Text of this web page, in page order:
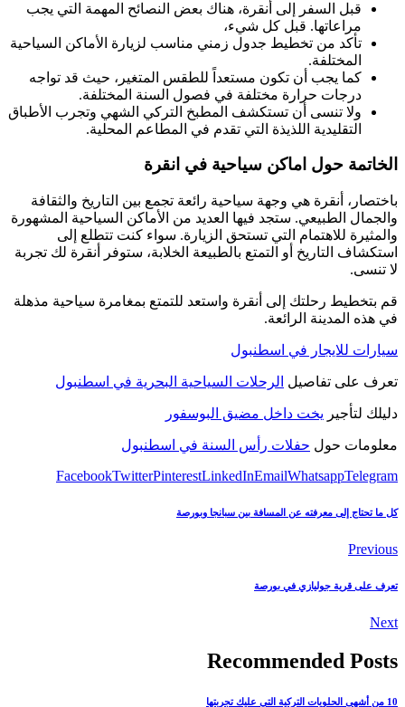
قبل السفر إلى أنقرة، هناك بعض النصائح المهمة التي يجب
مراعاتها. قبل كل شيء،
تأكد من تخطيط جدول زمني مناسب لزيارة الأماكن السياحية
المختلفة.
كما يجب أن تكون مستعداً للطقس المتغير، حيث قد تواجه
درجات حرارة مختلفة في فصول السنة المختلفة.
ولا تنسى أن تستكشف المطبخ التركي الشهي وتجرب الأطباق
التقليدية اللذيذة التي تقدم في المطاعم المحلية.
الخاتمة حول اماكن سياحية في انقرة
باختصار، أنقرة هي وجهة سياحية رائعة تجمع بين التاريخ والثقافة
والجمال الطبيعي. ستجد فيها العديد من الأماكن السياحية المشهورة
والمثيرة للاهتمام التي تستحق الزيارة. سواء كنت تتطلع إلى
استكشاف التاريخ أو التمتع بالطبيعة الخلابة، ستوفر أنقرة لك تجربة
لا تنسى.
قم بتخطيط رحلتك إلى أنقرة واستعد للتمتع بمغامرة سياحية مذهلة
في هذه المدينة الرائعة.
سيارات للايجار في اسطنبول
تعرف على تفاصيل الرحلات السياحية البحرية في اسطنبول
دليلك لتأجير يخت داخل مضيق البوسفور
معلومات حول حفلات رأس السنة في اسطنبول
FacebookTwitterPinterestLinkedInEmailWhatsappTelegram
كل ما تحتاج إلى معرفته عن المسافة بين سبانجا وبورصة
Previous
تعرف على قرية جوليازي في بورصة
Next
Recommended Posts
10 من أشهى الحلويات التركية التي عليك تجربتها